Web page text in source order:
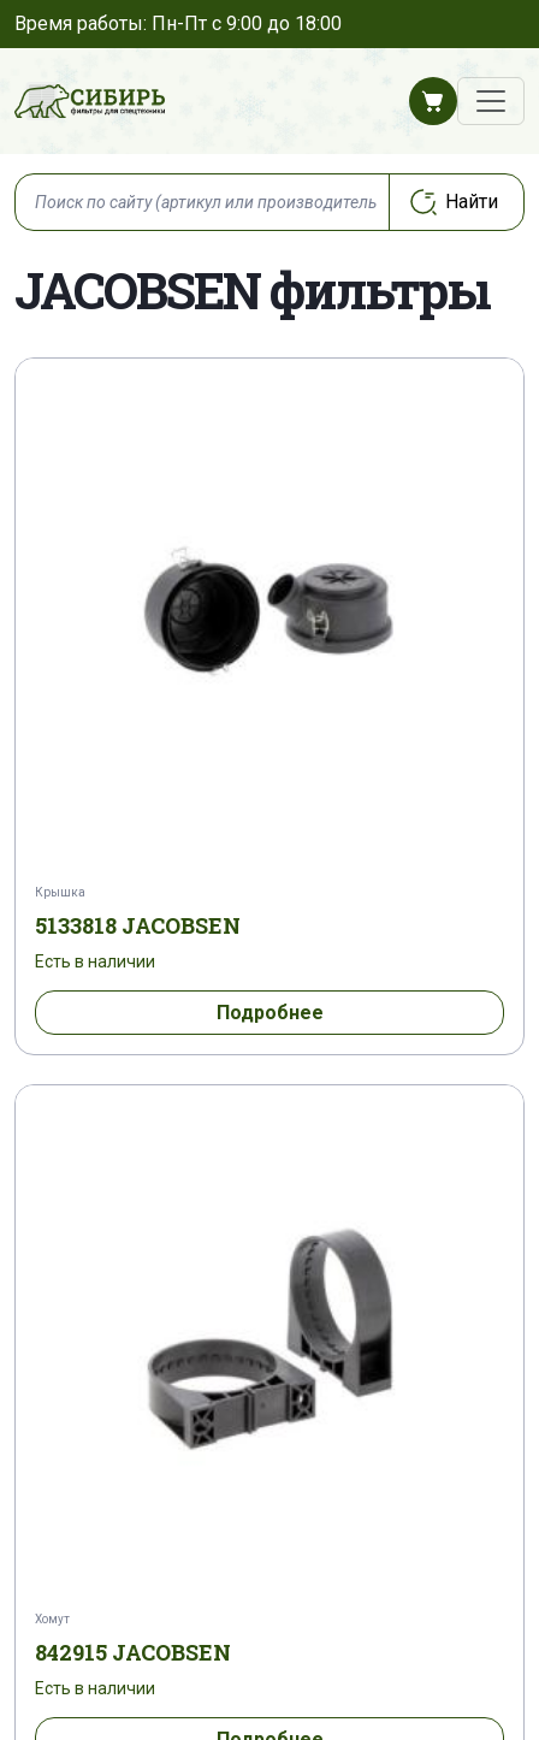
Время работы: Пн-Пт с 9:00 до 18:00
JACOBSEN фильтры
Крышка
5133818 JACOBSEN
Есть в наличии
Подробнее
Хомут
842915 JACOBSEN
Есть в наличии